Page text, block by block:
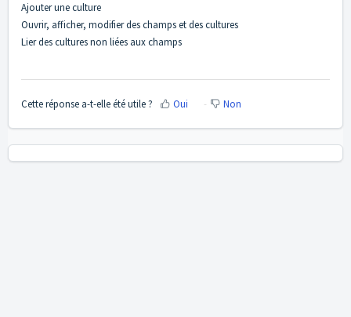
Ajouter une culture
Ouvrir, afficher, modifier des champs et des cultures
Lier des cultures non liées aux champs
Cette réponse a-t-elle été utile ? Oui Non